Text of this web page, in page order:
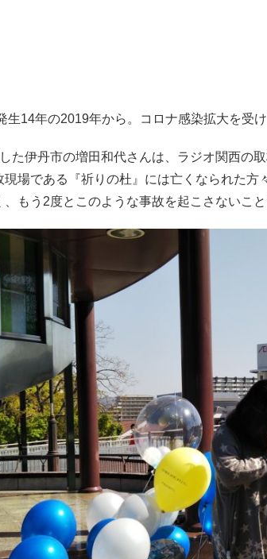
生14年の2019年から。コロナ感染拡大を受
た伊丹市の増田和代さんは、ラジオ関西の
場である『祈りの杜』には亡くなられた
もう2度とこのような事故を起こさないこ